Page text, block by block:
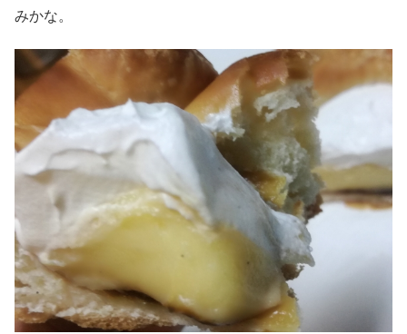
みかな。